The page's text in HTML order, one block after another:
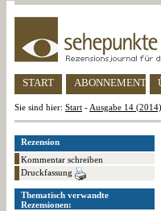
START ABONNEMENT
Sie sind hier: Start - Ausgabe 14
Rezension
Kommentar schreiben
Druckfassung
Thematisch verwandte
Rezensionen: